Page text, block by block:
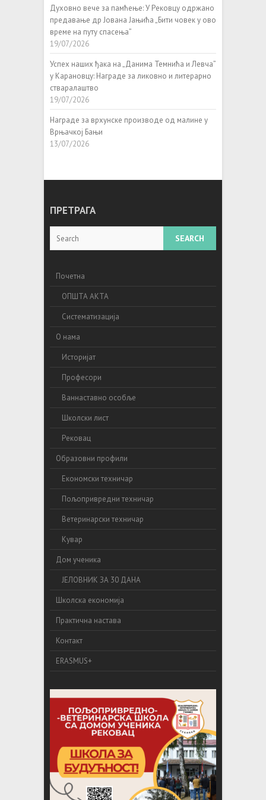
Духовно вече за памћење: У Рековцу одржано
предавање др Јована Јањића „Бити човек у ово
време на путу спасења”
19/07/2026
Успех наших ђака на „Данима Темнића и Левча”
у Карановцу: Награде за ликовно и литерарно
стваралаштво
19/07/2026
Награде за врхунске производе од малине у
Врњачкој Бањи
13/07/2026
ПРЕТРАГА
Почетна
ОПШТА АКТА
Систематизација
О нама
Историјат
Професори
Ваннаставно особље
Школски лист
Рековац
Образовни профили
Економски техничар
Пољопривредни техничар
Ветеринарски техничар
Кувар
Дом ученика
ЈЕЛОВНИК ЗА 30 ДАНА
Школска економија
Практична настава
Контакт
ERASMUS+